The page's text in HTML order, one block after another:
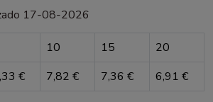
17-08-2026
10 15
20
€ 7,82 € 7,36 € 6,91 €